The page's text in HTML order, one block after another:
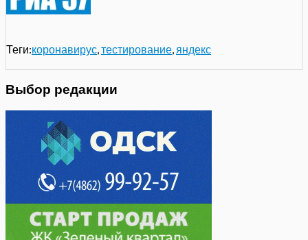
Теги:коронавирус тестирование яндекс
Выбор редакции